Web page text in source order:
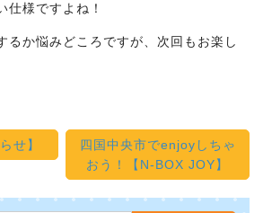
仕様ですよね！
るか悩みどころですが、次回もお楽し
せ】
四国中央市でenjoyしちゃ
おう！【N-BOX JOY】